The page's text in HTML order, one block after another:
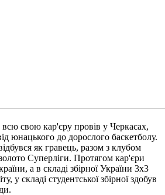
всю свою кар'єру провів у Черкасах,
юнацького до дорослого баскетболу.
як гравець, разом з клубом
Суперліги. Протягом кар'єри
а в складі збірної України 3х3
у складі студентської збірної здобув